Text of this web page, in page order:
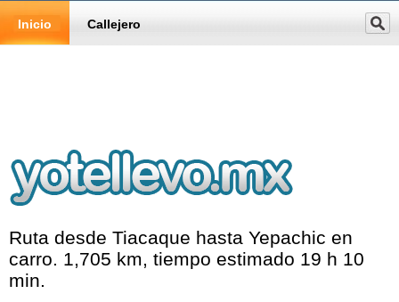
Inicio Callejero
Ruta desde Tiacaque hasta Yepachic en
carro. 1,705 km, tiempo estimado 19 h 10
min.